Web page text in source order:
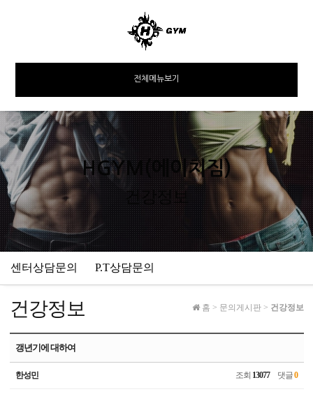
전체메뉴보기
HGYM(에이치짐)
건강정보
센터상담문의 P.T상담문의
건강정보 홈 > 문의게시판> 건강정보
갱년기에 대하여
한성민 조회 13077댓글0